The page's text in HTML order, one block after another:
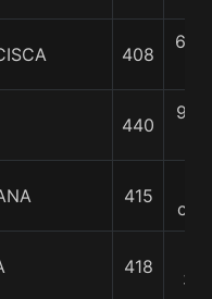
408
6 3/
440
9 1/
415
418
3/4